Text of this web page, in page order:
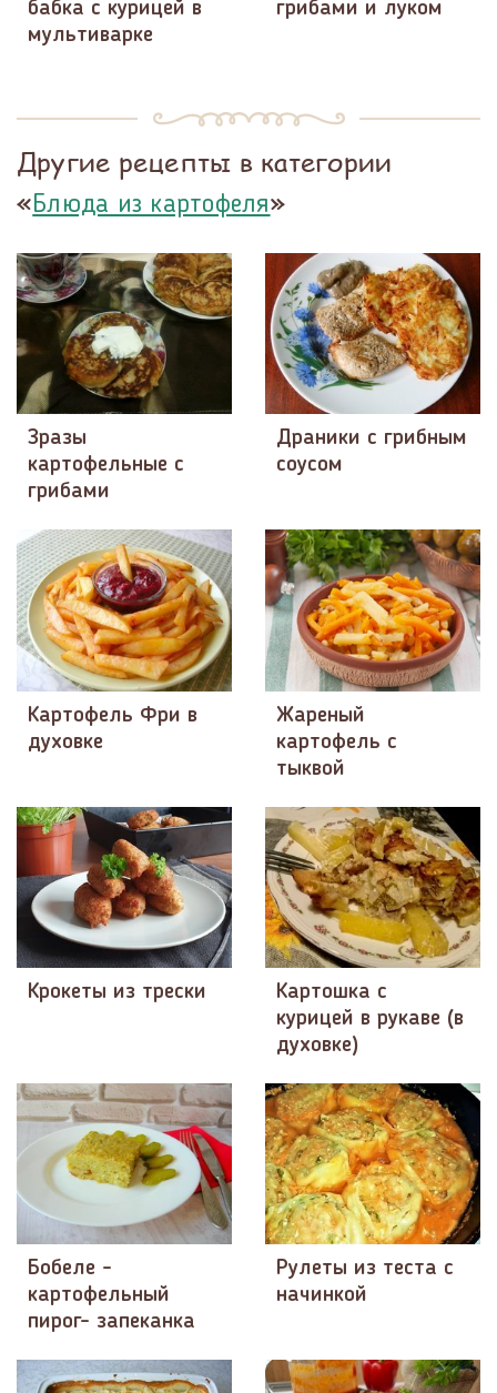
бабка с курицей в
мультиварке
грибами и луком
Другие рецепты в категории
«Блюда из картофеля»
Зразы
картофельные с
грибами
Драники с грибным
соусом
Картофель Фри в
духовке
Жареный
картофель с
тыквой
Крокеты из трески
Картошка с
курицей в рукаве (в
духовке)
Бобеле -
картофельный
пирог- запеканка
Рулеты из теста с
начинкой